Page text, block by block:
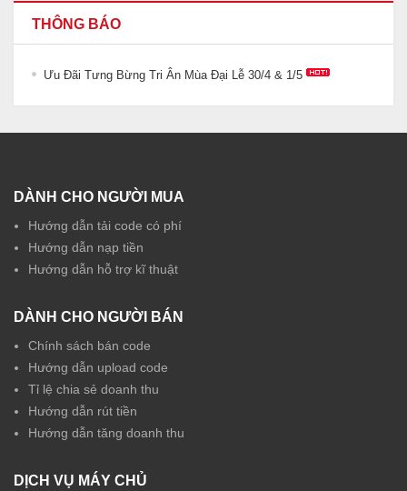
THÔNG BÁO
Ưu Đãi Tưng Bừng Tri Ân Mùa Đại Lễ 30/4 & 1/5
DÀNH CHO NGƯỜI MUA
Hướng dẫn tải code có phí
Hướng dẫn nạp tiền
Hướng dẫn hỗ trợ kĩ thuật
DÀNH CHO NGƯỜI BÁN
Chính sách bán code
Hướng dẫn upload code
Tỉ lệ chia sẻ doanh thu
Hướng dẫn rút tiền
Hướng dẫn tăng doanh thu
DỊCH VỤ MÁY CHỦ